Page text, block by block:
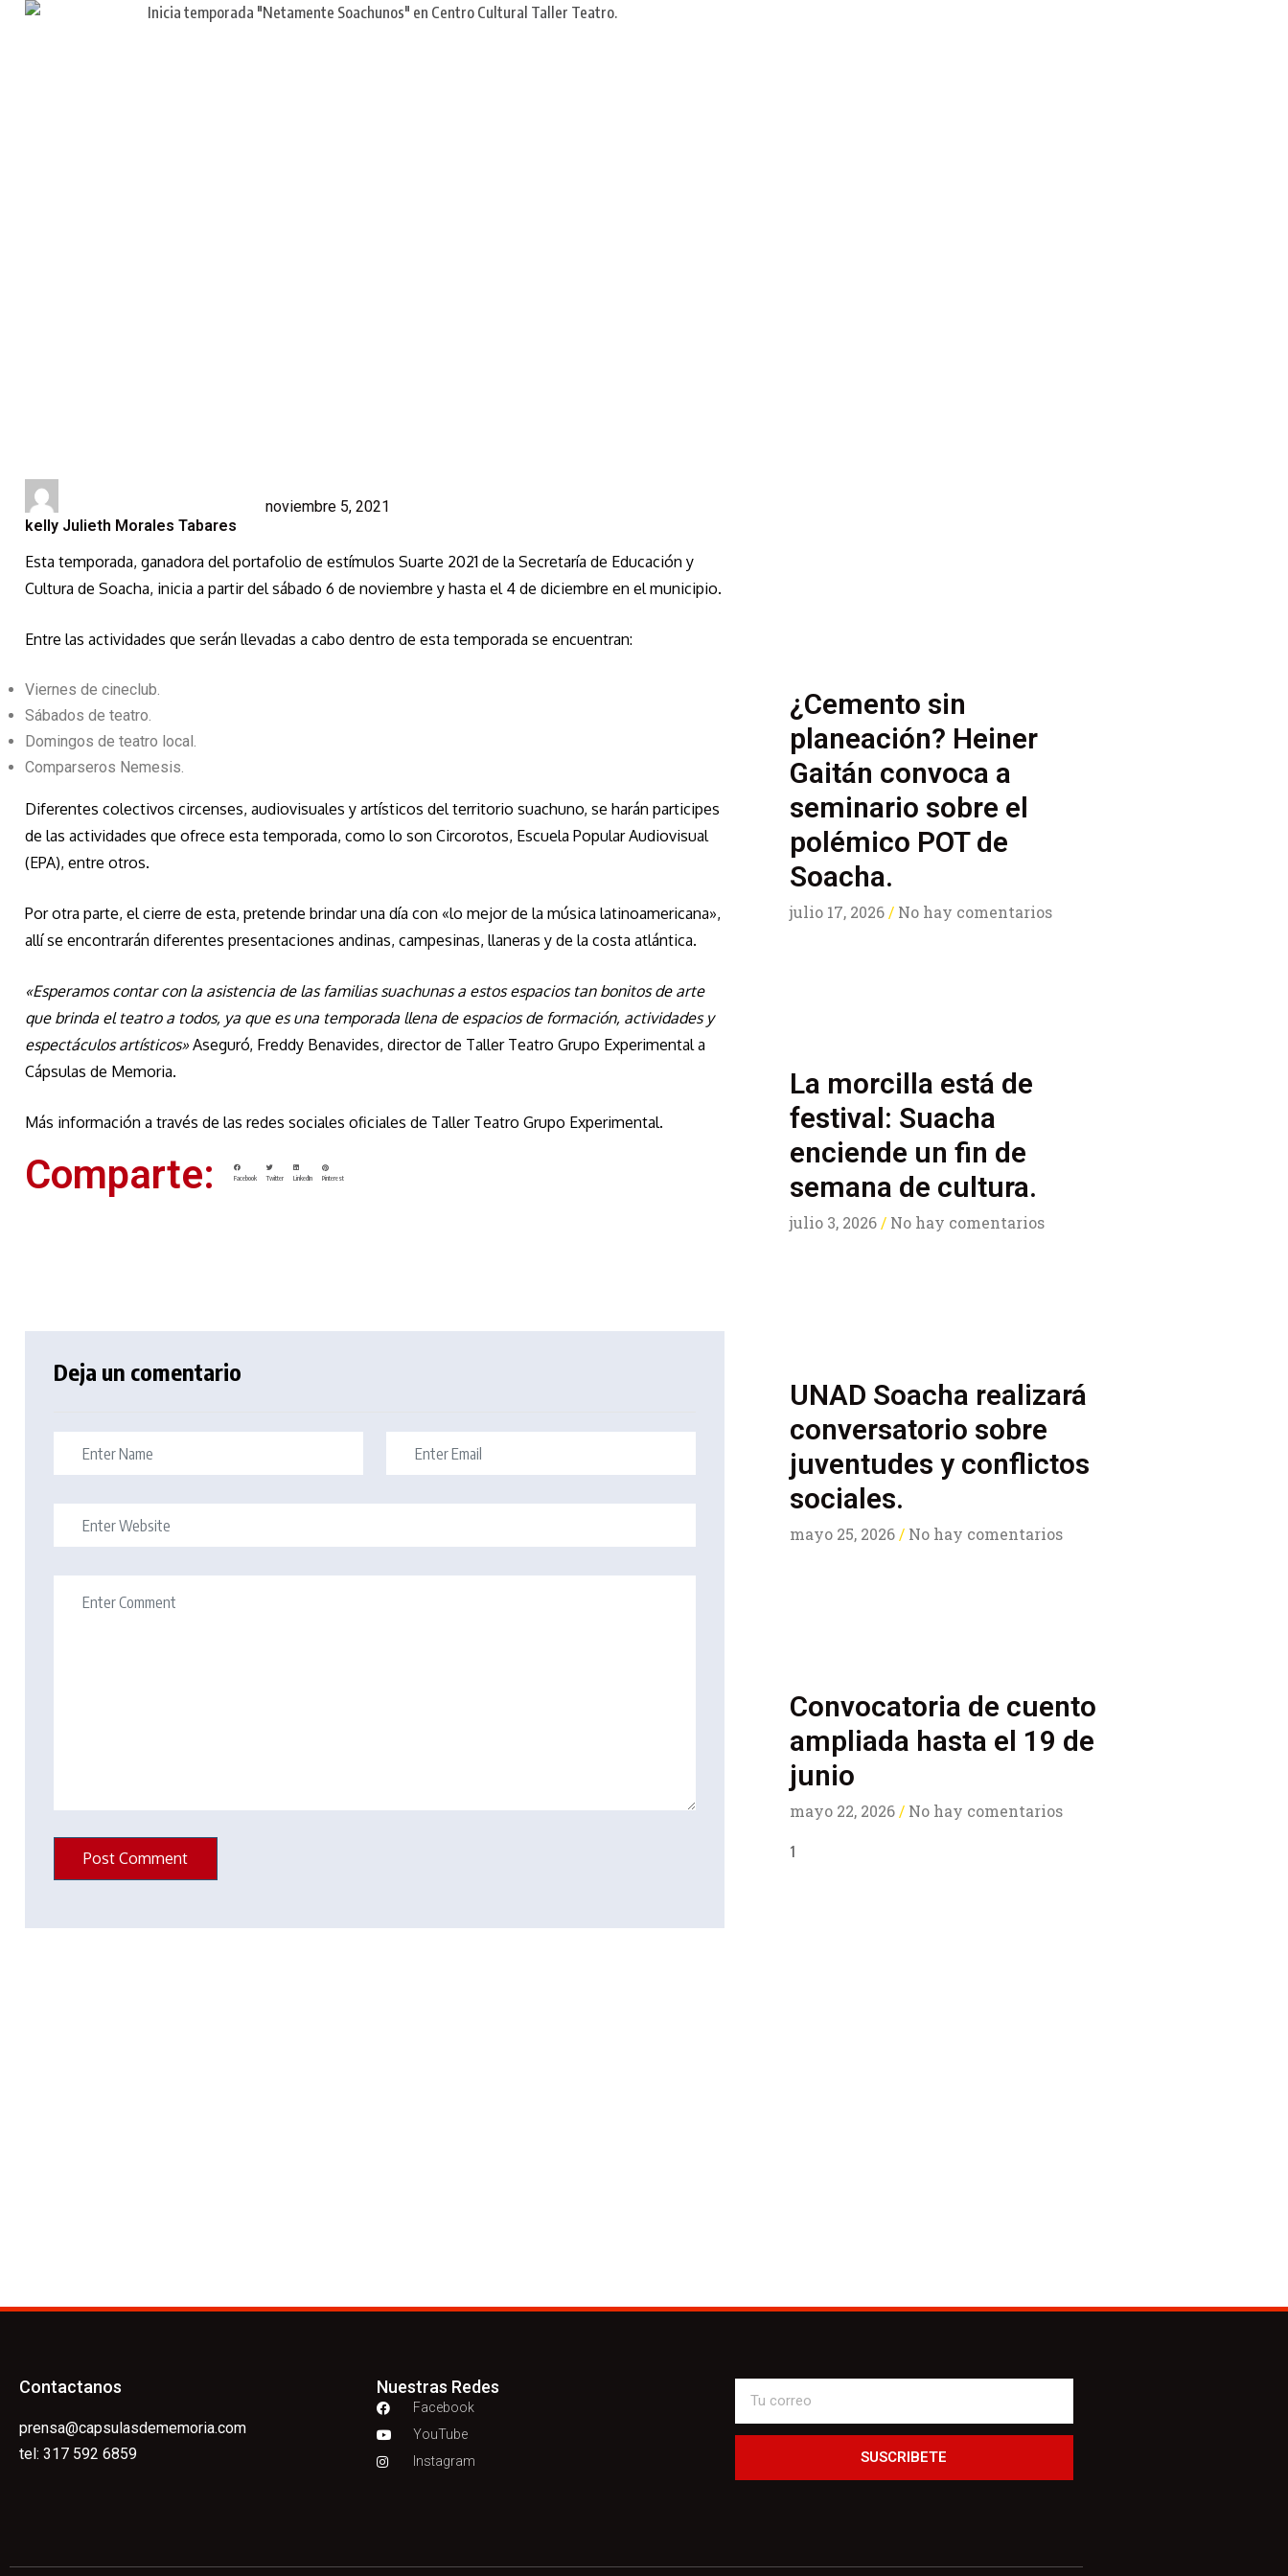
kelly Julieth Morales Tabares
noviembre 5, 2021
Esta temporada, ganadora del portafolio de estímulos Suarte 2021 de la Secretaría de Educación y
Cultura de Soacha, inicia a partir del sábado 6 de noviembre y hasta el 4 de diciembre en el municipio.
Entre las actividades que serán llevadas a cabo dentro de esta temporada se encuentran:
Viernes de cineclub.
Sábados de teatro.
Domingos de teatro local.
Comparseros Nemesis.
Diferentes colectivos circenses, audiovisuales y artísticos del territorio suachuno, se harán participes
de las actividades que ofrece esta temporada, como lo son Circorotos, Escuela Popular Audiovisual
(EPA), entre otros.
Por otra parte, el cierre de esta, pretende brindar una día con «lo mejor de la música latinoamericana»,
allí se encontrarán diferentes presentaciones andinas, campesinas, llaneras y de la costa atlántica.
«Esperamos contar con la asistencia de las familias suachunas a estos espacios tan bonitos de arte
que brinda el teatro a todos, ya que es una temporada llena de espacios de formación, actividades y
espectáculos artísticos» Aseguró, Freddy Benavides, director de Taller Teatro Grupo Experimental a
Cápsulas de Memoria.
Más información a través de las redes sociales oficiales de Taller Teatro Grupo Experimental.
Comparte: Facebook Twitter LinkedIn Pinterest
Deja un comentario
¿Cemento sin
planeación? Heiner
Gaitán convoca a
seminario sobre el
polémico POT de
Soacha.
julio 17, 2026 No hay comentarios
La morcilla está de
festival: Suacha
enciende un fin de
semana de cultura.
julio 3, 2026 No hay comentarios
UNAD Soacha realizará
conversatorio sobre
juventudes y conflictos
sociales.
mayo 25, 2026 No hay comentarios
Convocatoria de cuento
ampliada hasta el 19 de
junio
mayo 22, 2026 No hay comentarios
Contactanos
prensa@capsulasdememoria.com
tel: 317 592 6859
Nuestras Redes
Facebook
YouTube
Instagram
SUSCRIBETE